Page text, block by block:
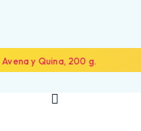
y Quina, 200 g.